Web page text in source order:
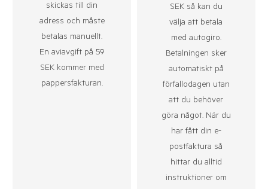
skickas till din
adress och måste
betalas manuellt.
En aviavgift på 59
SEK kommer med
pappersfakturan.
SEK så kan du
välja att betala
med autogiro.
Betalningen sker
automatiskt på
förfallodagen utan
att du behöver
göra något. När du
har fått din e-
postfaktura så
hittar du alltid
instruktioner om